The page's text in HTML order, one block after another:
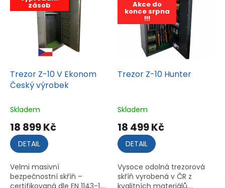
ů
d
o
k
u
9
9
zásob 24 799 Kč
Trezor Z-10 V Ekonom
Český výrobek
Skladem
18 899 Kč
DETAIL
Velmi masivní
bezpečnostní skříň –
certifikovaná dle EN 1143-1,...
Akce do
konce srpna
!!!
Trezor Z-10 Hunter
Skladem
18 499 Kč
DETAIL
Vysoce odolná trezorová
skříň vyrobená v ČR z
kvalitních materiálů....